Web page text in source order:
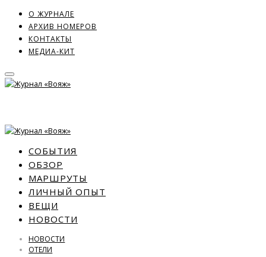
О ЖУРНАЛЕ
АРХИВ НОМЕРОВ
КОНТАКТЫ
МЕДИА-КИТ
СОБЫТИЯ
ОБЗОР
МАРШРУТЫ
ЛИЧНЫЙ ОПЫТ
ВЕЩИ
НОВОСТИ
НОВОСТИ
ОТЕЛИ